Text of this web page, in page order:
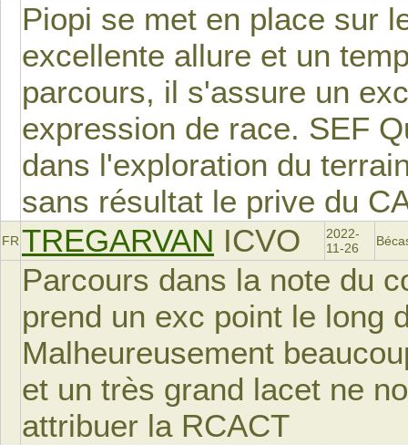
Piopi se met en place sur
excellente allure et un
parcours, il s'assure un
expression de race. SEF
dans l'exploration du
sans résultat le prive du
FRTREGARVAN ICVO
2022-
11-26
Parcours dans la note du
prend un exc point le long
Malheureusement
et un très grand lacet ne
attribuer la RCACT